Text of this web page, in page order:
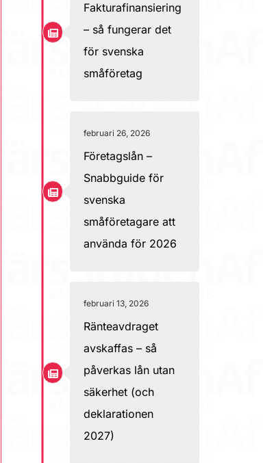
Fakturafinansiering
– så fungerar det
för svenska
småföretag
februari 26, 2026
Företagslån –
Snabbguide för
svenska
småföretagare att
använda för 2026
februari 13, 2026
Ränteavdraget
avskaffas – så
påverkas lån utan
säkerhet (och
deklarationen
2027)